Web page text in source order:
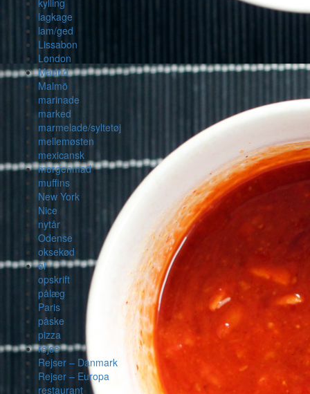
lagkage
lam/ged
Lissabon
London
Madrid
Malmö
marinade
marked
marmelade/syltetøj
mellemøsten
mexicansk
morgenmad
muffins
New York
Nice
nytår
Odense
oksekød
øl
opskrift
pålæg
Paris
påske
pizza
rejse
Rejser – Danmark
Rejser – Europa
restaurant